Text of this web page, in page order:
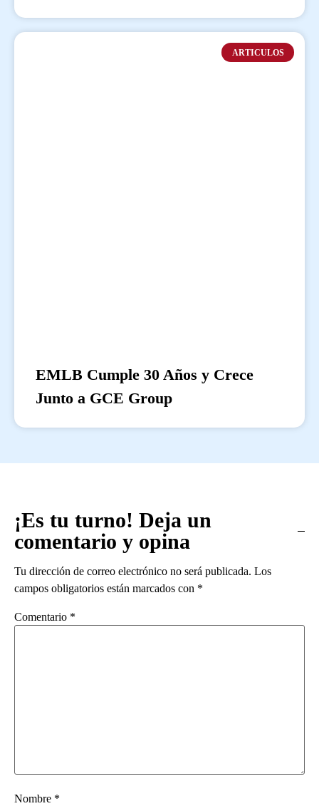
ARTICULOS
EMLB Cumple 30 Años y Crece
Junto a GCE Group
¡Es tu turno! Deja un
comentario y opina
Tu dirección de correo electrónico no será publicada. Los
campos obligatorios están marcados con *
Comentario *
Nombre *